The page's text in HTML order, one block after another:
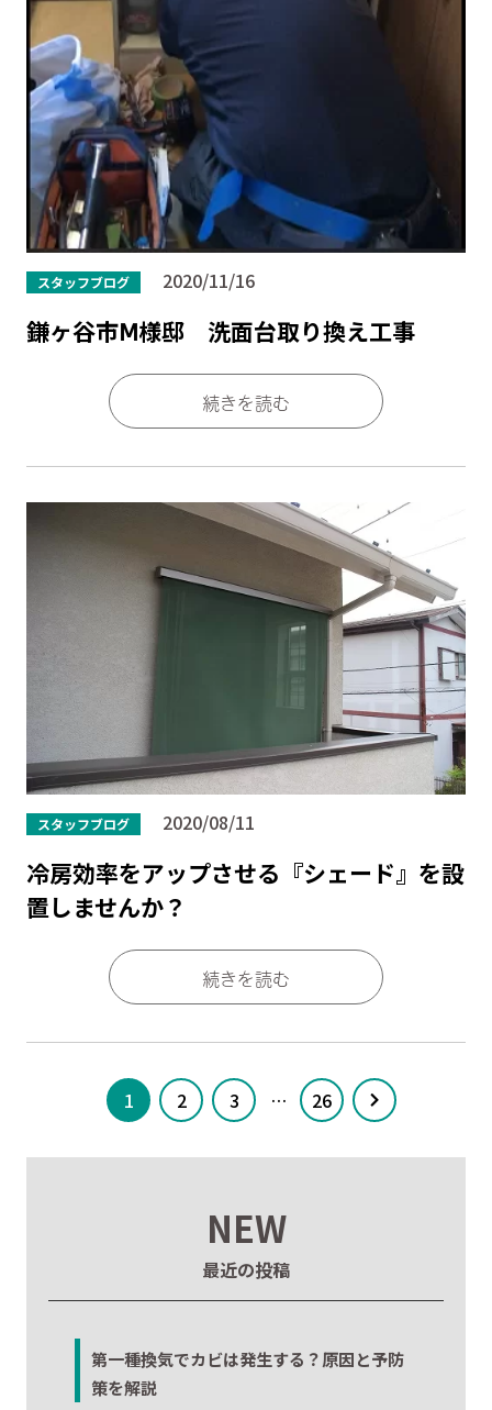
スタッフブログ 2020/11/16
鎌ヶ谷市Ⅿ様邸 洗面台取り換え工事
続きを読む
スタッフブログ 2020/08/11
冷房効率をアップさせる『シェード』を設
置しませんか？
続きを読む
1 2 3 … 26
NEW
最近の投稿
第一種換気でカビは発生する？原因と予防
策を解説